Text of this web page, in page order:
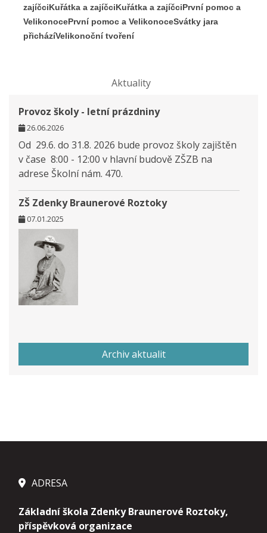
zajíčciKuřátka a zajíčciKuřátka a zajíčciPrvní pomoc a
VelikonocePrvní pomoc a VelikonoceSvátky jara
přicházíVelikonoční tvoření
Aktuality
Provoz školy - letní prázdniny
26.06.2026
Od 29.6. do 31.8. 2026 bude provoz školy zajištěn
v čase 8:00 - 12:00 v hlavní budově ZŠZB na
adrese Školní nám. 470.
ZŠ Zdenky Braunerové Roztoky
07.01.2025
Archiv aktualit
ADRESA
Základní škola Zdenky Braunerové Roztoky,
příspěvková organizace